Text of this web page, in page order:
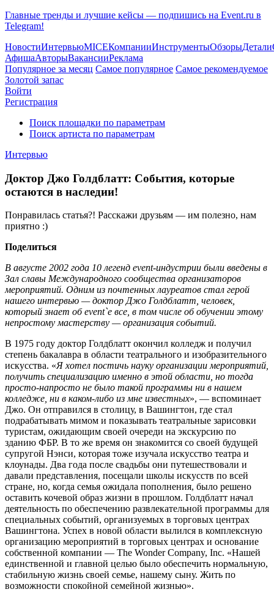
Главные тренды и лучшие кейсы — подпишись на Event.ru в
Telegram!
НовостиИнтервьюMICEКомпанииИнструментыОбзорыДетали
АфишаАвторыВакансииРеклама
Популярное за месяц Самое популярное Самое рекомендуемое
Золотой запас
Войти
Регистрация
Поиск площадки по параметрам
Поиск артиста по параметрам
Интервью
Доктор Джо Голдблатт: События, которые
остаются в наследии!
Понравилась статья?! Расскажи друзьям — им полезно, нам
приятно :)
Поделиться
В августе 2002 года 10 легенд event-индустрии были введены в
Зал cлавы Международного сообщества организаторов
мероприятий. Одним из почтенных лауреатов стал герой
нашего интервью — доктор Джо Голдблатт, человек,
который знает обevent`е все, в том числе об обучении этому
непростому мастерству — организация событий.
В 1975 году доктор Голдблатт окончил колледж и получил
степень бакалавра в области театрального и изобразительного
искусства. «Я хотел постичь науку организации мероприятий,
получить специализацию именно в этой области, но тогда
просто-напросто не было такой программы ни в нашем
колледже, ни в каком-либо из мне известных», — вспоминает
Джо. Он отправился в столицу, в Вашингтон, где стал
подрабатывать мимом и показывать театральные зарисовки
туристам, ожидающим своей очереди на экскурсию по
зданию ФБР. В то же время он знакомится со своей будущей
супругой Нэнси, которая тоже изучала искусство театра и
клоунады. Два года после свадьбы они путешествовали и
давали представления, посещали школы искусств по всей
стране, но, когда семья ожидала пополнения, было решено
оставить кочевой образ жизни в прошлом. Голдблатт начал
деятельность по обеспечению развлекательной программы для
специальных событий, организуемых в торговых центрах
Вашингтона. Успех в новой области вылился в комплексную
организацию мероприятий в торговых центрах и основание
собственной компании — The Wonder Company, Inc. «Нашей
единственной и главной целью было обеспечить нормальную,
стабильную жизнь своей семье, нашему сыну. Жить по
возможности спокойной семейной жизнью».